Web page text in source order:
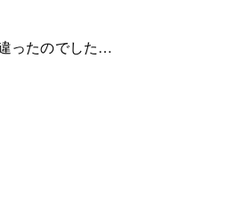
ったのでした…